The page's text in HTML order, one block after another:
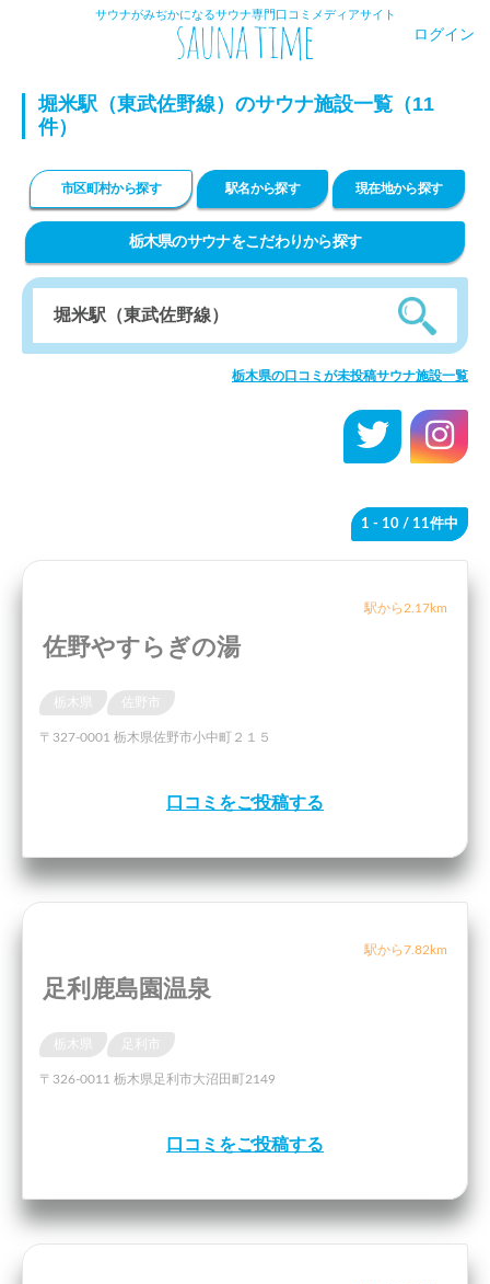
サウナがみぢかになるサウナ専門口コミメディアサイト
ログイン
堀米駅（東武佐野線）のサウナ施設一覧（11
件）
市区町村から探す 駅名から探す 現在地から探す
栃木県のサウナをこだわりから探す
栃木県の口コミが未投稿サウナ施設一覧
1 - 10 / 11件中
駅から2.17km
佐野やすらぎの湯
〒327-0001 栃木県佐野市小中町２１５
口コミをご投稿する
駅から7.82km
足利鹿島園温泉
〒326-0011 栃木県足利市大沼田町2149
口コミをご投稿する